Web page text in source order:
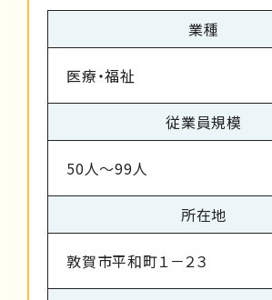
業種
医療・福祉
従業員規模
50人～99人
所在地
敦賀市平和町１－２３